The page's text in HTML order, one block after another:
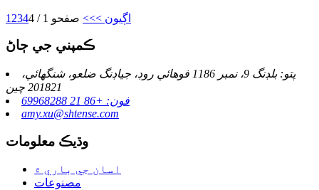
1 234 اڳيون >>> صفحو 1 / 4
ڪمپني جي ڄاڻ
پتو: بلڊنگ 9، نمبر 1186 فوهائي روڊ، جياڊنگ ضلعو، شنگھائي،
201821 چين
فون: +86 21 69968288
amy.xu@shtense.com
وڌيڪ معلومات
اسان جي باري ۾
مصنوعات